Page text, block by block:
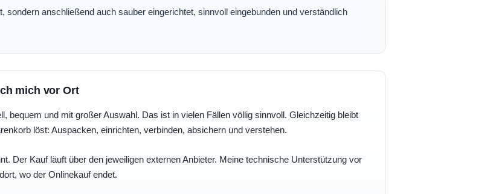
sondern anschließend auch sauber eingerichtet, sinnvoll eingebunden und verständlich
mich vor Ort
bequem und mit großer Auswahl. Das ist in vielen Fällen völlig sinnvoll. Gleichzeitig bleibt
löst: Auspacken, einrichten, verbinden, absichern und verstehen.
Der Kauf läuft über den jeweiligen externen Anbieter. Meine technische Unterstützung vor
wo der Onlinekauf endet.